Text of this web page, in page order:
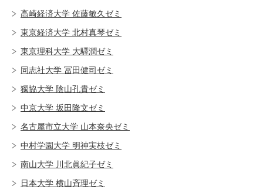
高崎経済大学 佐藤敏久ゼミ
東京経済大学 北村真琴ゼミ
東京理科大学 大驛潤ゼミ
同志社大学 冨田健司ゼミ
獨協大学 陰山孔貴ゼミ
中京大学 坂田隆文ゼミ
名古屋市立大学 山本奈央ゼミ
中村学園大学 明神実枝ゼミ
南山大学 川北眞紀子ゼミ
日本大学 横山斉理ゼミ